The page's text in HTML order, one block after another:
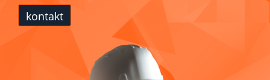
kontakt